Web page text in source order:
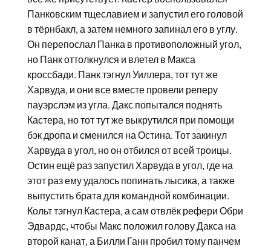
Панковским тщеславием и запустил его головой
в тёрнбакл, а затем немного запинал его в углу.
Он перепослал Панка в противоположный угол,
но Панк оттолкнулся и влетел в Макса
кроссбади. Панк тэгнул Уиллера, тот тут же
Харвуда, и они все вместе провели реперу
пауэрслэм из угла. Дакс попытался поднять
Кастера, но тот тут же выкрутился при помощи
бэк дропа и сменился на Остина. Тот закинул
Харвуда в угол, но он отбился от всей троицы.
Остин ещё раз запустил Харвуда в угол, где на
этот раз ему удалось попинать лысика, а также
выпустить брата для командной комбинации.
Кольт тэгнул Кастера, а сам отвлёк рефери Обри
Эдвардс, чтобы Макс положил голову Дакса на
второй канат, а Билли Ганн пробил тому панчем